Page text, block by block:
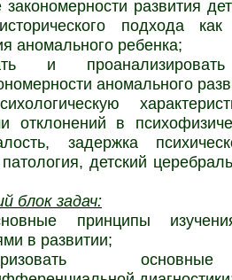
развития
подхода как
аномального ребенка;
и
аномального
отклонений в
задержка
детский
блок задач:
принципы
в развитии;